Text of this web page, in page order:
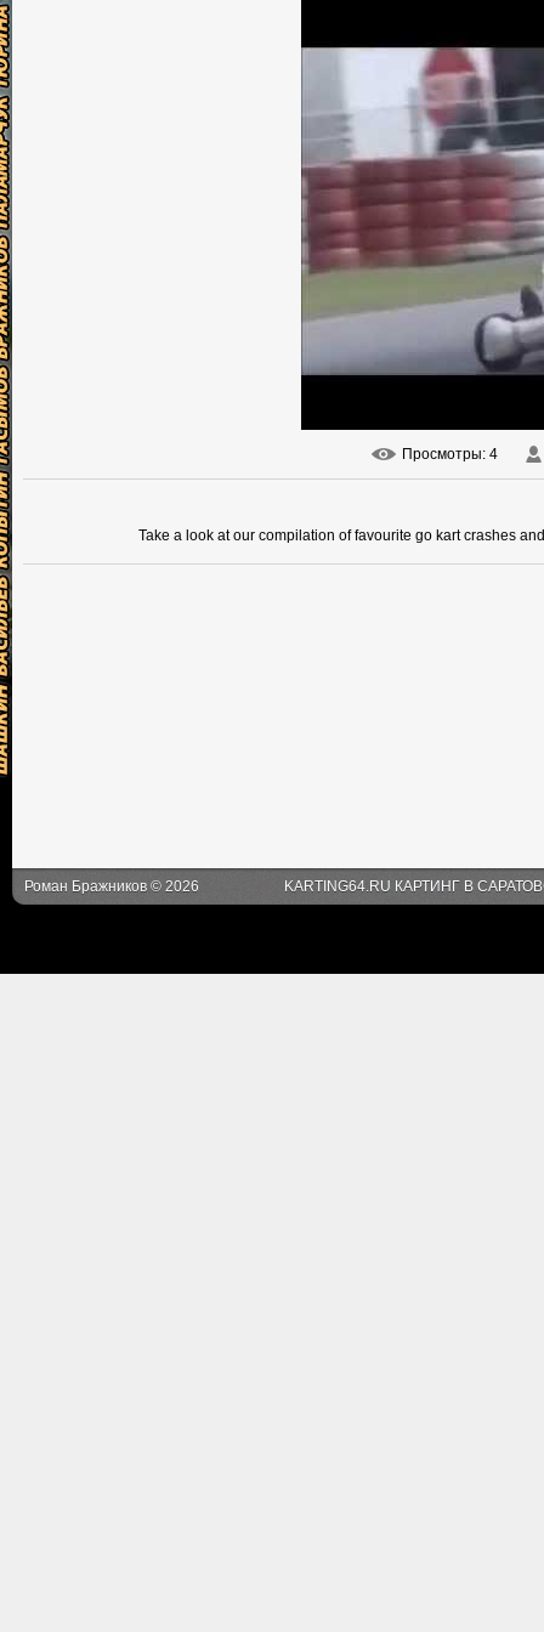
Просмотры: 4
Take a look at our compilation of favourite go kart crashes
Роман Бражников © 2026 KARTING64.RU КАРТИНГ В